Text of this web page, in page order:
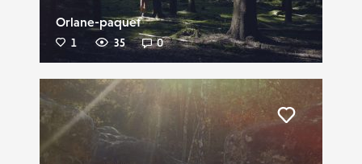
Orlane-paquet
1 35 0
Liker